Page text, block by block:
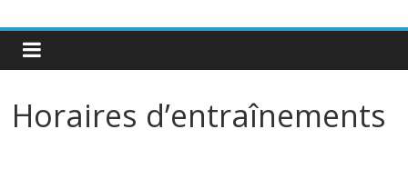
Horaires d’entraînements